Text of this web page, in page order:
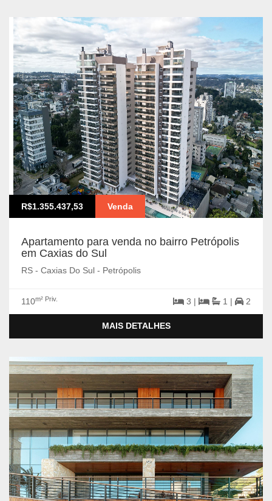
R$1.355.437,53 Venda
Apartamento para venda no bairro Petrópolis
em Caxias do Sul
RS - Caxias Do Sul - Petrópolis
110m² Priv. 3 | 1 | 2
MAIS DETALHES